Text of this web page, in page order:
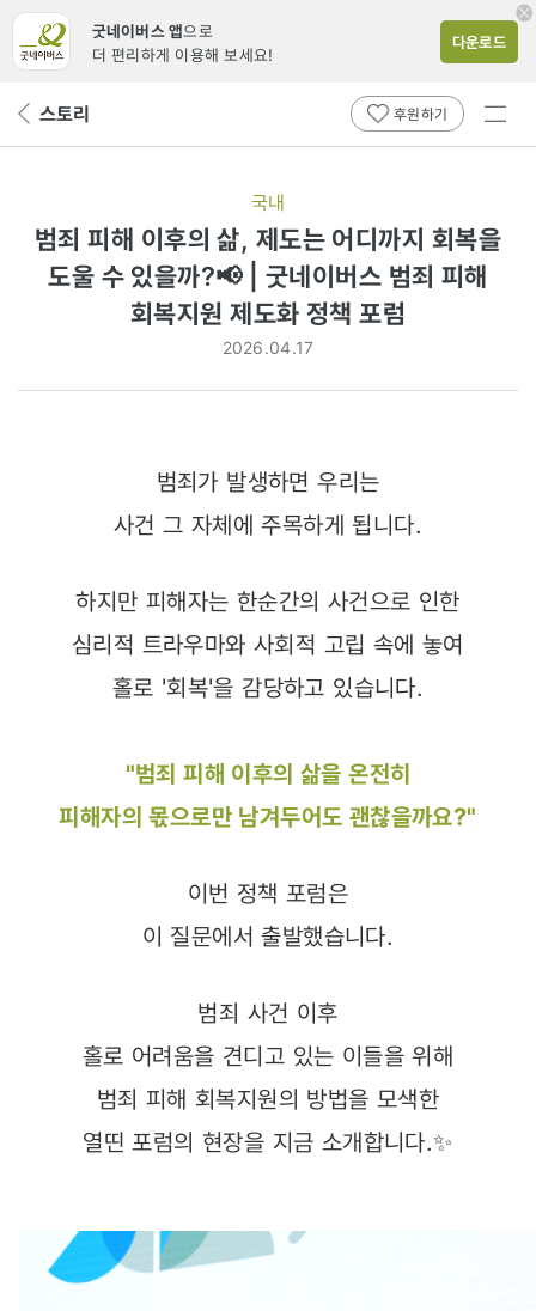
굿네이버스 앱으로
더 편리하게 이용해 보세요!
다운로드
뒤 스토리 후원하기
전체
국내
범죄 피해 이후의 삶, 제도는 어디까지 회복을
도울 수 있을까?📢 | 굿네이버스 범죄 피해
회복지원 제도화 정책 포럼
2026.04.17
범죄가 발생하면 우리는
사건 그 자체에 주목하게 됩니다.
하지만 피해자는 한순간의 사건으로 인한
심리적 트라우마와 사회적 고립 속에 놓여
홀로 '회복'을 감당하고 있습니다.
"범죄 피해 이후의 삶을 온전히
피해자의 몫으로만 남겨두어도 괜찮을까요?"
이번 정책 포럼은
이 질문에서 출발했습니다.
범죄 사건 이후
홀로 어려움을 견디고 있는 이들을 위해
범죄 피해 회복지원의 방법을 모색한
열띤 포럼의 현장을 지금 소개합니다. ✨